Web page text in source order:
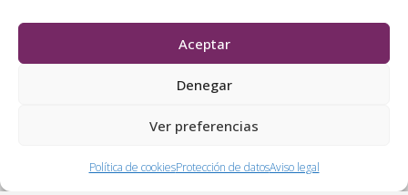
Aceptar
Denegar
Ver preferencias
Política de cookiesProtección de datosAviso legal
por los administradores antes de ser publicado. No se aceptarán
contenidos que falten al respeto, insulten o desprecien a
personas, lugares o empresas.